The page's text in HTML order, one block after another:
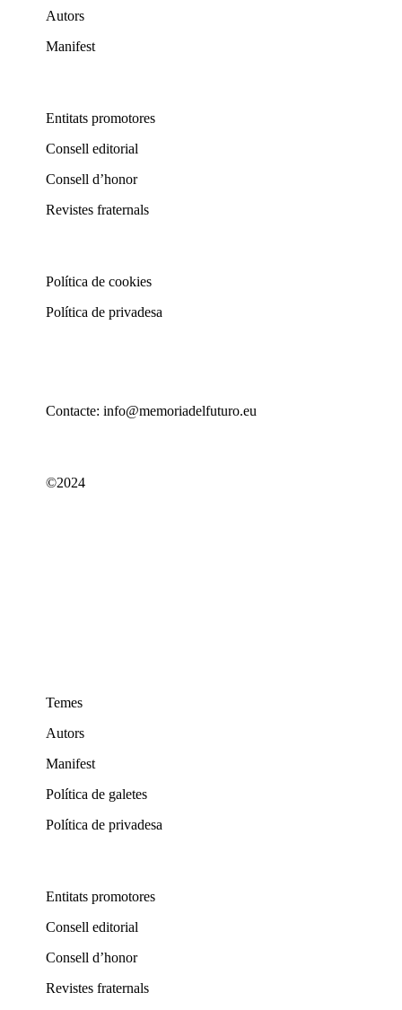
Autors
Manifest
Entitats promotores
Consell editorial
Consell d’honor
Revistes fraternals
Política de cookies
Política de privadesa
Contacte: info@memoriadelfuturo.eu
©2024
Temes
Autors
Manifest
Política de galetes
Política de privadesa
Entitats promotores
Consell editorial
Consell d’honor
Revistes fraternals